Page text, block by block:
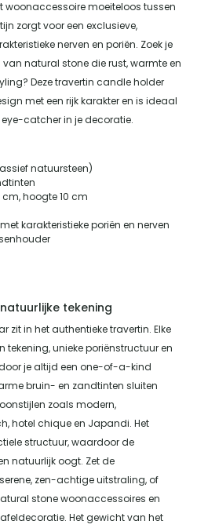
woonaccessoire moeiteloos tussen
zorgt voor een exclusieve,
nerven en poriën. Zoek je
natural stone die rust, warmte en
Deze travertin candle holder
met een rijk karakter en is ideaal
catcher in je decoratie.
natuursteen)
hoogte 10 cm
karakteristieke poriën en nerven
tekening
zit in het authentieke travertin. Elke
tekening, unieke poriënstructuur en
je altijd een one-of-a-kind
bruin- en zandtinten sluiten
zoals modern,
hotel chique en Japandi. Het
structuur, waardoor de
natuurlijk oogt. Zet de
zen-achtige uitstraling, of
stone woonaccessoires en
Het gewicht van het